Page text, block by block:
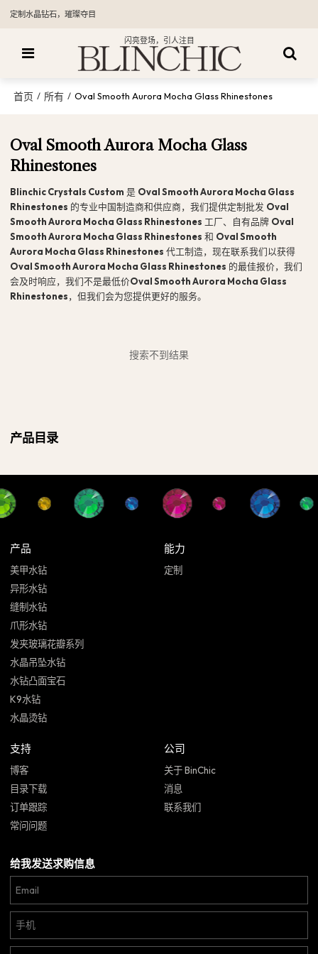
定制水晶钻石，璀璨夺目
闪亮登场，引人注目
首页 / 所有 / Oval Smooth Aurora Mocha Glass Rhinestones
Oval Smooth Aurora Mocha Glass
Rhinestones
Blinchic Crystals Custom 是 Oval Smooth Aurora Mocha Glass
Rhinestones 的专业中国制造商和供应商，我们提供定制批发 Oval
Smooth Aurora Mocha Glass Rhinestones 工厂、自有品牌 Oval
Smooth Aurora Mocha Glass Rhinestones 和 Oval Smooth
Aurora Mocha Glass Rhinestones 代工制造，现在联系我们以获得
Oval Smooth Aurora Mocha Glass Rhinestones 的最佳报价，我们
会及时响应，我们不是最低价Oval Smooth Aurora Mocha Glass
Rhinestones，但我们会为您提供更好的服务。
搜索不到结果
产品目录
产品
美甲水钻
异形水钻
缝制水钻
爪形水钻
发夹玻璃花瓣系列
水晶吊坠水钻
水钻凸面宝石
K9水钻
水晶烫钻
能力
定制
支持
博客
目录下载
订单跟踪
常问问题
公司
关于 BinChic
消息
联系我们
给我发送求购信息